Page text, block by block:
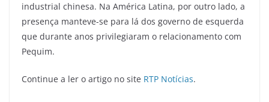
industrial chinesa. Na América Latina, por outro lado, a
presença manteve-se para lá dos governo de esquerda
que durante anos privilegiaram o relacionamento com
Pequim.
Continue a ler o artigo no site RTP Notícias.